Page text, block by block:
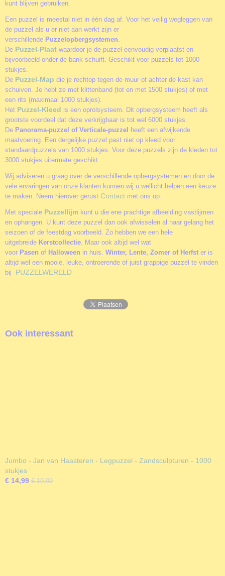
kunt blijven gebruiken.
Een puzzel is meestal niet in één dag af. Voor het veilig wegleggen van
de puzzel als u er niet aan werkt zijn er
verschillende Puzzelopbergsystemen.
De Puzzel-Plaat waardoor je de puzzel eenvoudig verplaatst en
bijvoorbeeld onder de bank schuift. Geschikt voor puzzels tot 1000
stukjes.
De Puzzel-Map die je rechtop tegen de muur of achter de kast kan
schuiven. Je hebt ze met klittenband (tot en met 1500 stukjes) of met
een rits (maximaal 1000 stukjes).
Het Puzzel-Kleed is een oprolsysteem. Dit opbergsysteem heeft als
grootste voordeel dat deze verkrijgbaar is tot wel 6000 stukjes.
De Panorama-puzzel of Verticale-puzzel
heeft een afwijkende
maatvoering. Een dergelijke puzzel past niet op kleed voor
standaardpuzzels van 1000 stukjes. Voor deze puzzels zijn de kleden tot
3000 stukjes uitermate geschikt.
Wij adviseren u graag over de verschillende opbergsystemen en door de
vele ervaringen van onze klanten kunnen wij u wellicht helpen een keuze
te maken. Neem hierover gerust Contact met ons op.
Met speciale Puzzellijm kunt u die ene prachtige afbeelding vastlijmen
en ophangen. U kunt deze puzzel dan ook afwisselen al naar gelang het
seizoen of de feestdag voorbeeld. Zo hebben we een hele
uitgebreide Kerstcollectie. Maar ook altijd wel wat
voor Pasen of Halloween in huis. Winter, Lente, Zomer of Herfst er is
altijd wel een mooie, leuke, ontroerende of juist grappige puzzel te vinden
bij PUZZELWERELD
Ook interessant
Jumbo - Jan van Haasteren - Legpuzzel - Zandsculpturen - 1000
stukjes
€ 14,99 € 19,00